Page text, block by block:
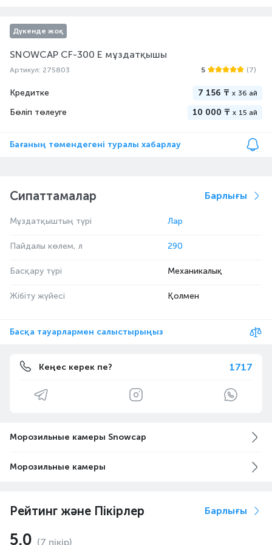
Дүкенде жоқ
SNOWCAP CF-300 E мұздатқышы
Артикул: 275803 5 (7)
Кредитке 7 156 ₸ x 36 ай
Бөліп төлеуге 10 000 ₸ x 15 ай
Бағаның төмендегені туралы хабарлау
Сипаттамалар Барлығы
Мұздатқыштың түрі Лар
Пайдалы көлем, л 290
Басқару түрі Механикалық
Жібіту жүйесі Қолмен
Басқа тауарлармен салыстырыңыз
Кеңес керек пе? 1717
Морозильные камеры Snowcap
Морозильные камеры
Рейтинг және Пікірлер Барлығы
5.0 (7 пікір)